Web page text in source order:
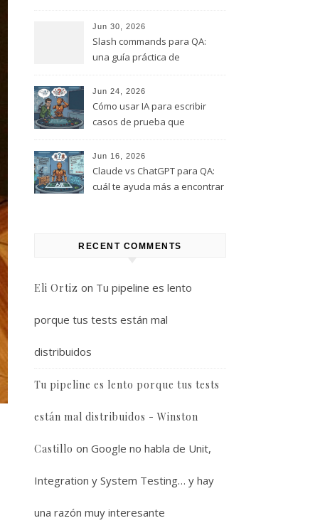
(Parte 1)
Jun 30, 2026
Slash commands para QA:
una guía práctica de
empezar a usar hoy
Jun 24, 2026
Cómo usar IA para escribir
casos de prueba que
Jun 16, 2026
Claude vs ChatGPT para QA:
cuál te ayuda más a encontrar
RECENT COMMENTS
Eli Ortiz on Tu pipeline es lento
porque tus tests están mal
distribuidos
Tu pipeline es lento porque tus tests
están mal distribuidos - Winston
Castillo on Google no habla de Unit,
Integration y System Testing… y hay
una razón muy interesante